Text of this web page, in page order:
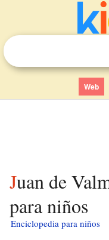
Web
Juan de Valmaseda (escultor)
para niños
Enciclopedia para niños